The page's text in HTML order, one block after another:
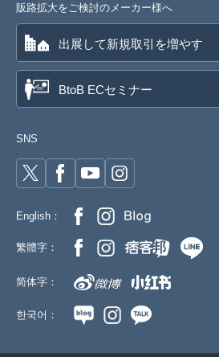
販路拡大をご検討のメーカー様へ
出展して新規取引を増やす
BtoB ECセミナー
SNS
English：
繁體字：
简体字：
한국어：